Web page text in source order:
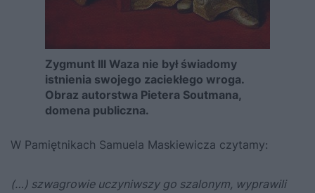
Zygmunt III Waza nie był świadomy
istnienia swojego zaciekłego wroga.
Obraz autorstwa Pietera Soutmana,
domena publiczna.
W Pamiętnikach Samuela Maskiewicza czytamy:
(…) szwagrowie uczyniwszy go szalonym, wyprawili